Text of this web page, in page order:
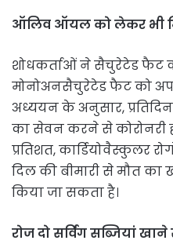
ऑलिव ऑयल को लेकर भी
शोधकर्ताओं ने सैचुरेटेड
मोनोअनसैचुरेटेड फैट को
अध्ययन के अनुसार,
का सेवन करने से कोरोनरी
प्रतिशत, कार्डियोवैस्कुलर
दिल की बीमारी से मौत
किया जा सकता है।
रोज दो सर्विंग सब्जियां